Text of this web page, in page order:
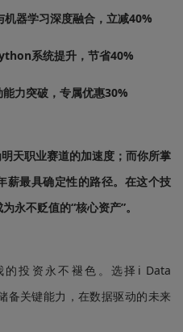
器学习深度融合，立减40%
系统提升，节省40%
力突破，专属优惠30%
天职业赛道的加速度；而你所掌
薪最具确定性的路径。在这个技
永不贬值的“核心资产”。
投资永不褪色。选择i Data
备关键能力，在数据驱动的未来